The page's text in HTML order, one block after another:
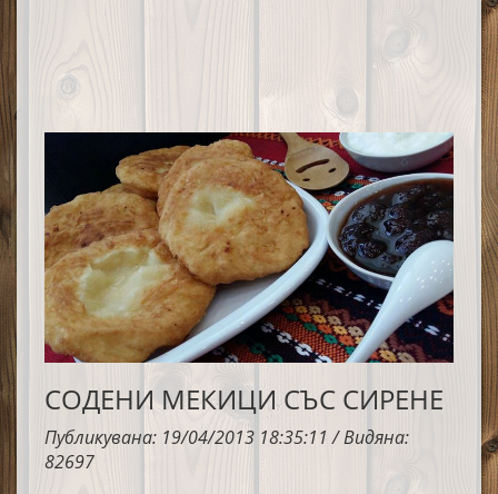
СОДЕНИ МЕКИЦИ СЪС СИРЕНЕ
Публикувана: 19/04/2013 18:35:11 / Видяна:
82697